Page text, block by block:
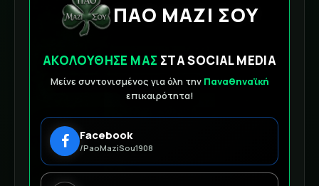
ΠΑΟ ΜΑΖΙ ΣΟΥ
ΑΚΟΛΟΥΘΗΣΕ ΜΑΣ ΣΤΑ SOCIAL MEDIA
Μείνε συντονισμένος για όλη την Παναθηναϊκή
επικαιρότητα!
Facebook
/PaoMaziSou1908